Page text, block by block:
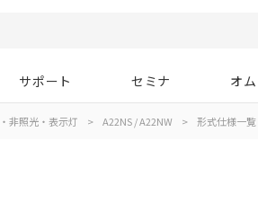
サポート セミナ オ
非照光・表示灯 > A22NS / A22NW > 形式仕様一覧